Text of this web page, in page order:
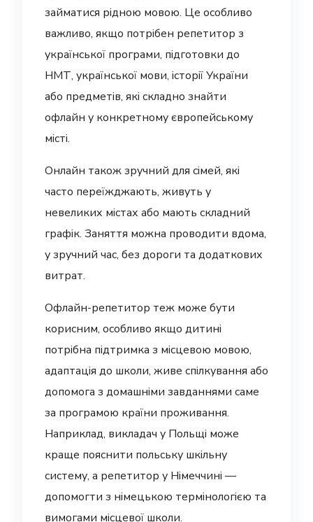
займатися рідною мовою. Це особливо
важливо, якщо потрібен репетитор з
української програми, підготовки до
НМТ, української мови, історії України
або предметів, які складно знайти
офлайн у конкретному європейському
місті.
Онлайн також зручний для сімей, які
часто переїжджають, живуть у
невеликих містах або мають складний
графік. Заняття можна проводити вдома,
у зручний час, без дороги та додаткових
витрат.
Офлайн-репетитор теж може бути
корисним, особливо якщо дитині
потрібна підтримка з місцевою мовою,
адаптація до школи, живе спілкування або
допомога з домашніми завданнями саме
за програмою країни проживання.
Наприклад, викладач у Польщі може
краще пояснити польську шкільну
систему, а репетитор у Німеччині —
допомогти з німецькою термінологією та
вимогами місцевої школи.